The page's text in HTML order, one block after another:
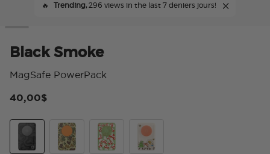
🔥 Trending,296 views in the last 7 deniers jours!
Black Smoke
MagSafe PowerPack
40,00$